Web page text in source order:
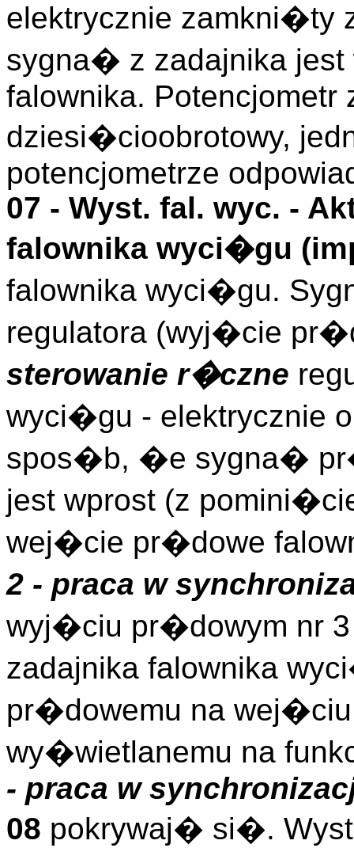
elektrycznie zamkni�ty
sygna� z zadajnika
falownika. Potencjometr
dziesi�cioobrotowy,
potencjometrze
07 - Wyst. fal. wyc. -
falownika wyci�gu (
falownika wyci�gu.
regulatora (wyj�cie
sterowanie r�czne
wyci�gu - elektrycznie
spos�b, �e sygna�
jest wprost (z
wej�cie pr�dowe
2 - praca w
wyj�ciu pr�dowym nr
zadajnika falownika
pr�dowemu na wej�ciu
wy�wietlanemu na
- praca w
08 pokrywaj� si�.